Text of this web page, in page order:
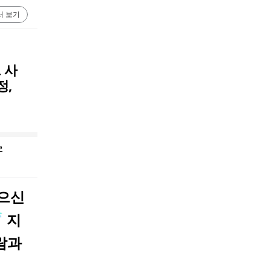
사
,
신
지
과
보기